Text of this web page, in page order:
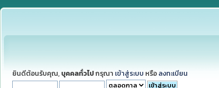
ยินดีต้อนรับคุณ, บุคคลทั่วไปกรุณา เข้าสู่ระบบ หรือ ลงทะเบียน